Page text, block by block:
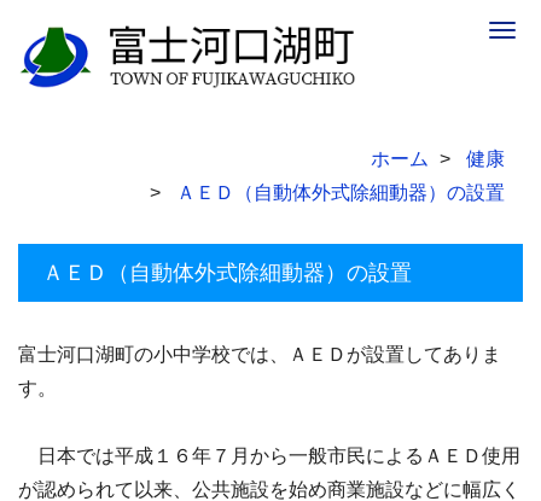
ホーム
健康
ＡＥＤ（自動体外式除細動器）の設置
ＡＥＤ（自動体外式除細動器）の設置
富士河口湖町の小中学校では、ＡＥＤが設置してありま
す。
日本では平成１６年７月から一般市民によるＡＥＤ使用
が認められて以来、公共施設を始め商業施設などに幅広く